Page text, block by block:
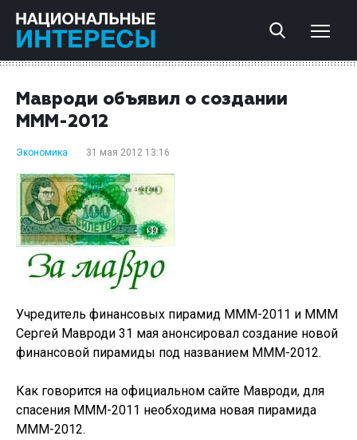
Мавроди объявил о создании
МММ-2012
Экономика 31 мая 2012 13:16
Учредитель финансовых пирамид МММ-2011 и МММ
Сергей Мавроди 31 мая анонсировал создание новой
финансовой пирамиды под названием МММ-2012.
Как говорится на официальном сайте Мавроди, для
спасения МММ-2011 необходима новая пирамида
МММ-2012.